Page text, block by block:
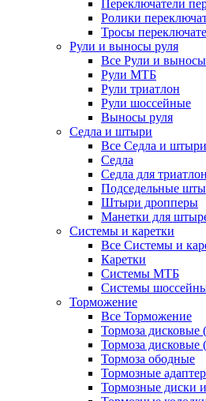
Переключатели
Ролики
Тросы
Рули и выносы руля
Все Рули и выносы
Рули МТБ
Рули триатлон
Рули шоссейные
Выносы руля
Седла и штыри
Все Седла и штыри
Седла
Седла для
Подседельные
Штыри дропперы
Манетки для
Системы и каретки
Все Системы и
Каретки
Системы МТБ
Системы
Торможение
Все Торможение
Тормоза дисковые
Тормоза дисковые
Тормоза ободные
Тормозные
Тормозные диски